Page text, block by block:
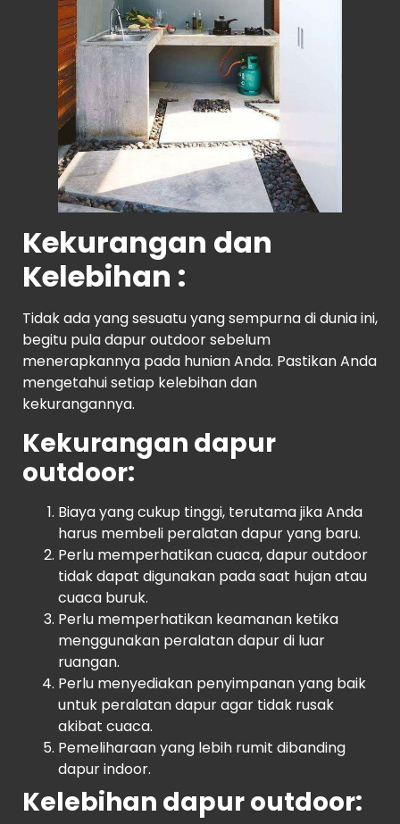
Kekurangan dan
Kelebihan :
Tidak ada yang sesuatu yang sempurna di dunia ini,
begitu pula dapur outdoor sebelum
menerapkannya pada hunian Anda. Pastikan Anda
mengetahui setiap kelebihan dan
kekurangannya.
Kekurangan dapur
outdoor:
Biaya yang cukup tinggi, terutama jika Anda
harus membeli peralatan dapur yang baru.
Perlu memperhatikan cuaca, dapur outdoor
tidak dapat digunakan pada saat hujan atau
cuaca buruk.
Perlu memperhatikan keamanan ketika
menggunakan peralatan dapur di luar
ruangan.
Perlu menyediakan penyimpanan yang baik
untuk peralatan dapur agar tidak rusak
akibat cuaca.
Pemeliharaan yang lebih rumit dibanding
dapur indoor.
Kelebihan dapur outdoor: